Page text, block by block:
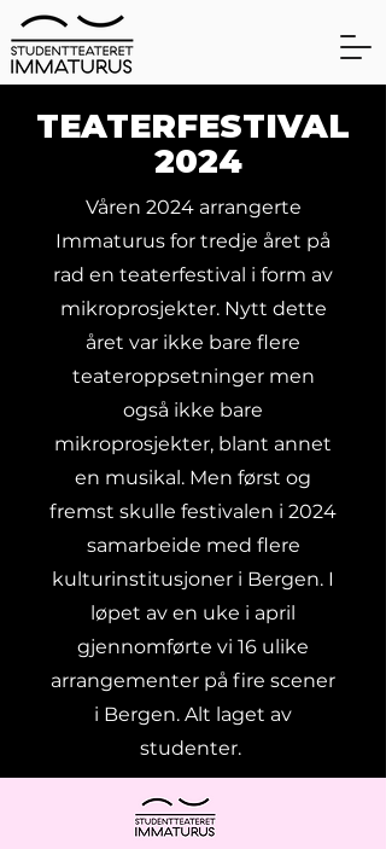
TEATERFESTIVAL
2024
Våren 2024 arrangerte
Immaturus for tredje året på
rad en teaterfestival i form av
mikroprosjekter. Nytt dette
året var ikke bare flere
teateroppsetninger men
også ikke bare
mikroprosjekter, blant annet
en musikal. Men først og
fremst skulle festivalen i 2024
samarbeide med flere
kulturinstitusjoner i Bergen. I
løpet av en uke i april
gjennomførte vi 16 ulike
arrangementer på fire scener
i Bergen. Alt laget av
studenter.